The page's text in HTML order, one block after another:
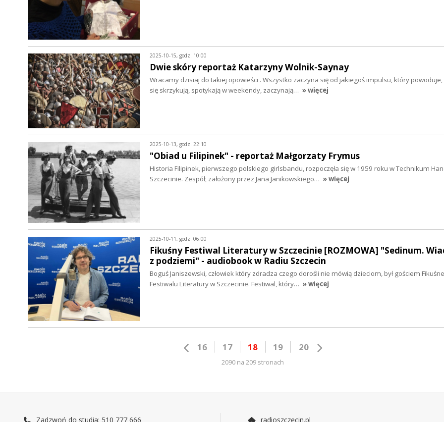
2025-10-15, godz. 10:00
Dwie skóry reportaż Katarzyny Wolnik-Saynay
Wracamy dzisiaj do takiej opowieści . Wszystko zaczyna się od jakiegoś impulsu, który powoduje,
się skrzykują, spotykają w weekendy, zaczynają… » więcej
2025-10-13, godz. 22:10
"Obiad u Filipinek" - reportaż Małgorzaty Frymus
Historia Filipinek, pierwszego polskiego girlsbandu, rozpoczęła się w 1959 roku w Technikum
Szczecinie. Zespół, założony przez Jana Janikowskiego… » więcej
2025-10-11, godz. 06:00
Fikuśny Festiwal Literatury w Szczecinie [ROZMOWA] "Sedinum.
z podziemi" - audiobook w Radiu Szczecin
Boguś Janiszewski, człowiek który zdradza czego dorośli nie mówią dzieciom, był gościem
Festiwalu Literatury w Szczecinie. Festiwal, który… » więcej
16 17 18 19 20
2090 na 209 stronach
Zadzwoń do studia: 510 777 666 radioszczecin.pl